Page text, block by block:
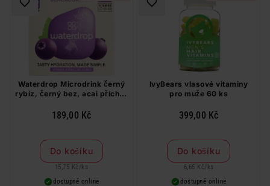
Waterdrop Microdrink černý
rybíz, černý bez, acai příchuť
189,00 Kč
Do košíku
15,75 Kč / ks
dostupné online
IvyBears vlasové vitaminy
pro muže 60 ks
399,00 Kč
Do košíku
6,65 Kč/ ks
dostupné online